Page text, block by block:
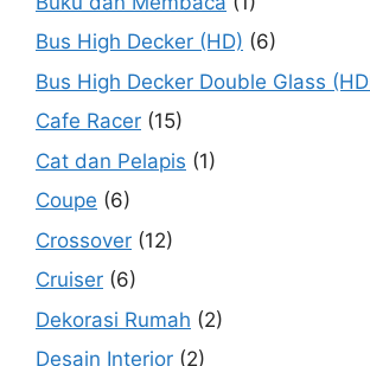
Bus High Decker (HD) (6)
Bus High Decker Double Glass
Cafe Racer (15)
Cat dan Pelapis (1)
Coupe (6)
Crossover (12)
Cruiser (6)
Dekorasi Rumah (2)
Desain Interior (2)